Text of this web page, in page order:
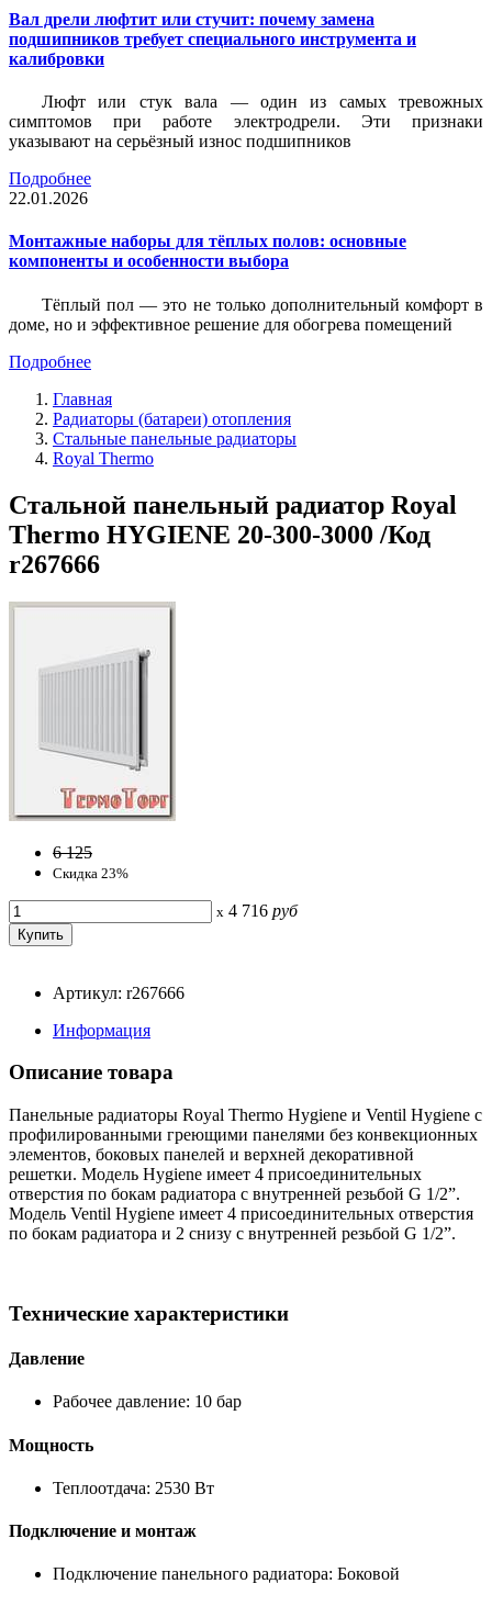
Вал дрели люфтит или стучит: почему замена
подшипников требует специального инструмента и
калибровки
Люфт или стук вала — один из самых тревожных
симптомов при работе электродрели. Эти признаки
указывают на серьёзный износ подшипников
Подробнее
22.01.2026
Монтажные наборы для тёплых полов: основные
компоненты и особенности выбора
Тёплый пол — это не только дополнительный комфорт в
доме, но и эффективное решение для обогрева помещений
Подробнее
Главная
Радиаторы (батареи) отопления
Стальные панельные радиаторы
Royal Thermo
Стальной панельный радиатор Royal
Thermo HYGIENE 20-300-3000 /Код
r267666
6 125
Скидка 23%
x 4 716 руб
Артикул: r267666
Информация
Описание товара
Панельные радиаторы Royal Thermo Hygiene и Ventil Hygiene с
профилированными греющими панелями без конвекционных
элементов, боковых панелей и верхней декоративной
решетки. Модель Hygiene имеет 4 присоединительных
отверстия по бокам радиатора с внутренней резьбой G 1/2”.
Модель Ventil Hygiene имеет 4 присоединительных отверстия
по бокам радиатора и 2 снизу с внутренней резьбой G 1/2”.
Технические характеристики
Давление
Рабочее давление: 10 бар
Мощность
Теплоотдача: 2530 Вт
Подключение и монтаж
Подключение панельного радиатора: Боковой